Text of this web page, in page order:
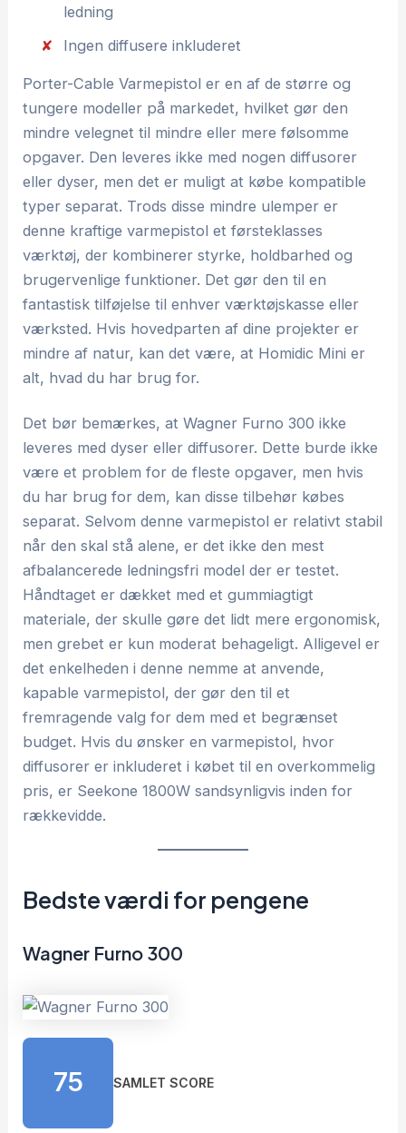
ledning
Ingen diffusere inkluderet
Porter-Cable Varmepistol er en af de større og
tungere modeller på markedet, hvilket gør den
mindre velegnet til mindre eller mere følsomme
opgaver. Den leveres ikke med nogen diffusorer
eller dyser, men det er muligt at købe kompatible
typer separat. Trods disse mindre ulemper er
denne kraftige varmepistol et førsteklasses
værktøj, der kombinerer styrke, holdbarhed og
brugervenlige funktioner. Det gør den til en
fantastisk tilføjelse til enhver værktøjskasse eller
værksted. Hvis hovedparten af dine projekter er
mindre af natur, kan det være, at Homidic Mini er
alt, hvad du har brug for.
Det bør bemærkes, at Wagner Furno 300 ikke
leveres med dyser eller diffusorer. Dette burde ikke
være et problem for de fleste opgaver, men hvis
du har brug for dem, kan disse tilbehør købes
separat. Selvom denne varmepistol er relativt stabil
når den skal stå alene, er det ikke den mest
afbalancerede ledningsfri model der er testet.
Håndtaget er dækket med et gummiagtigt
materiale, der skulle gøre det lidt mere ergonomisk,
men grebet er kun moderat behageligt. Alligevel er
det enkelheden i denne nemme at anvende,
kapable varmepistol, der gør den til et
fremragende valg for dem med et begrænset
budget. Hvis du ønsker en varmepistol, hvor
diffusorer er inkluderet i købet til en overkommelig
pris, er Seekone 1800W sandsynligvis inden for
rækkevidde.
Bedste værdi for pengene
Wagner Furno 300
75 SAMLET SCORE